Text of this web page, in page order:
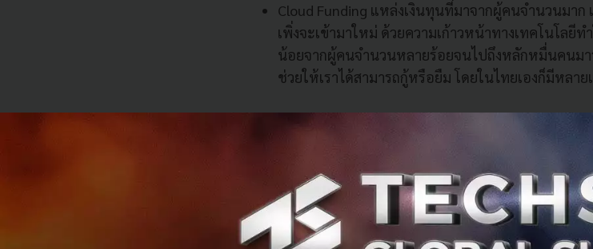
Cloud Funding แหล่งเงินทุนที่มาจากผู้คนจำนวนมา
เพิ่งจะเข้ามาใหม่ ด้วยความเก้าวหน้าทางเทคโนโลยีท
น้อยจากผู้คนจำนวนหลายร้อยจนไปถึงหลักหมื่นคนม
ช่วยให้เราได้สามารถกู้หรือยืม โดยในไทยเองก็มีหลา
Cryptocurrency หรือสกุลเงินดิจิทัล ในอดีตหลายคน
เมื่อเกิดเงินเฟ้อมากขึ้นทำให้มูลค่าเงินเริ่มเสื่อมถอย
ทำให้เกิด Cryptocerency ที่หมายถึงสกุลเงินดิจิทัลที่
และส่งมอบผ่านทางดิจิทัล และในทุกวันนี้มีเทคโนโลยี
Decentralised finance (DeFi), GameFi และอีกมากม